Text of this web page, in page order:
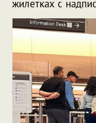
жилетках с